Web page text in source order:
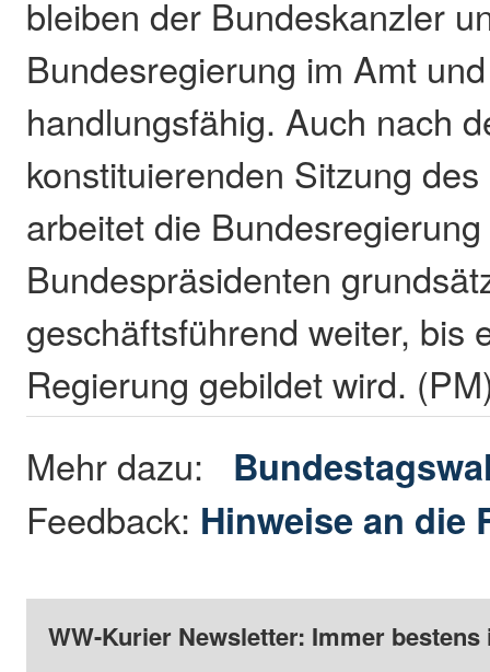
bleiben der Bundeskanzler
Bundesregierung im Amt
handlungsfähig. Auch nach
konstituierenden Sitzung
arbeitet die
Bundespräsidenten
geschäftsführend weiter, bis
Regierung gebildet wird.
Mehr dazu:
Feedback: Hinweise an die
WW-Kurier Newsletter: Immer